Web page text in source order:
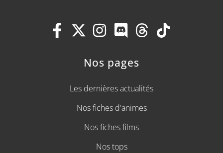
Nos pages
Les dernières actualités
Nos fiches d'animes
Nos fiches films
Nos tops